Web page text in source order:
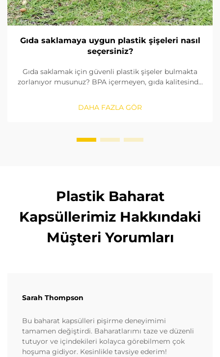
Gıda saklamaya uygun plastik şişeleri nasıl
seçersiniz?
Gıda saklamak için güvenli plastik şişeler bulmakta
zorlanıyor musunuz? BPA içermeyen, gıda kalitesinde
kontrol edeceğinizi ve doğru boyutu nasıl
seçeceğinizi öğrenin. FDA ve AB standartlarına
DAHA FAZLA GÖR
Plastik Baharat
Kapsüllerimiz Hakkındaki
Müşteri Yorumları
Sarah Thompson
Bu baharat kapsülleri pişirme deneyimimi
tamamen değiştirdi. Baharatlarımı taze ve düzenli
tutuyor ve içindekileri kolayca görebilmem çok
hoşuma gidiyor. Kesinlikle tavsiye ederim!